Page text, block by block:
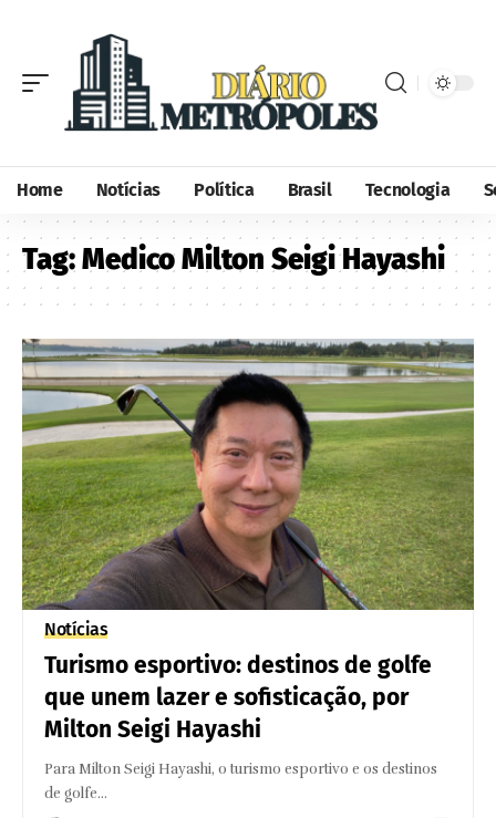
Home Notícias Política Brasil Tecnologia
Tag:Medico Milton Seigi Hayashi
Notícias
Turismo esportivo: destinos de golfe
que unem lazer e sofisticação, por
Milton Seigi Hayashi
Para Milton Seigi Hayashi, o turismo esportivo e os destinos
de golfe…